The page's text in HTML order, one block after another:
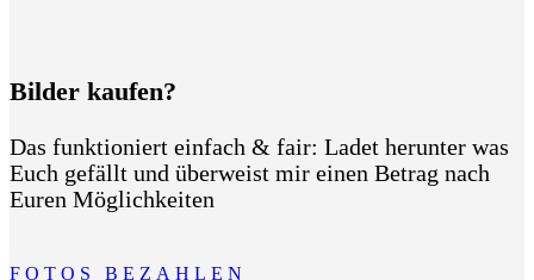
Bilder kaufen?
Das funktioniert einfach & fair: Ladet herunter was
Euch gefällt und überweist mir einen Betrag nach
Euren Möglichkeiten
F O T O S B E Z A H L E N